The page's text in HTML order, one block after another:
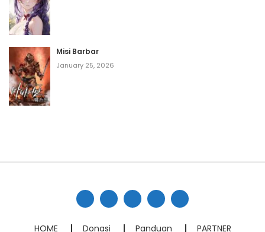
Misi Barbar
January 25, 2026
HOME Donasi Panduan PARTNER